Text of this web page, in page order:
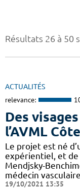
Résultats 26 à 50
ACTUALITÉS
relevance:
Des
l’AVML
Le projet est né
expérientiel, et de
Mendjsky-
médecin
19/10/2021 13:35